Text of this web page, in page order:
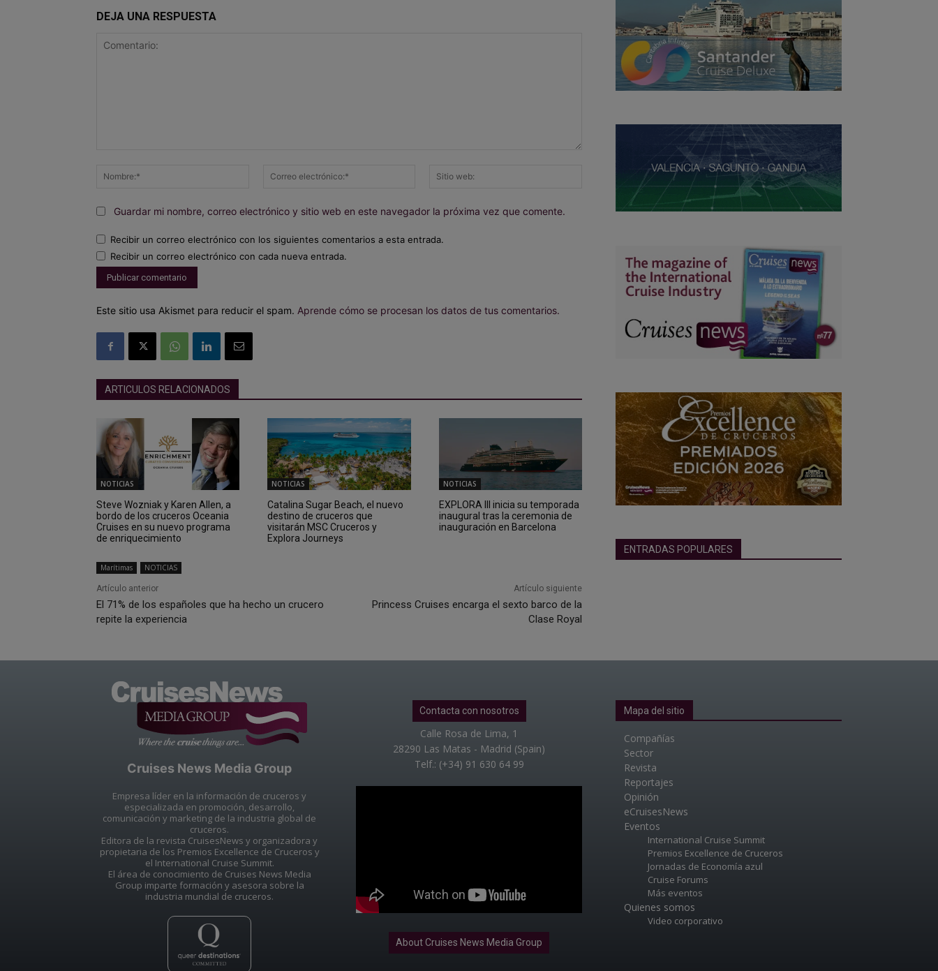
DEJA UNA RESPUESTA
Nombre:*
Correo
Guardar mi nombre, correo electrónico y sitio web en este navegador la próxima vez que comente.
Recibir un correo electrónico con los siguientes comentarios a esta entrada.
Recibir un correo electrónico con cada nueva entrada.
Este sitio usa Akismet para reducir el spam. Aprende cómo se procesan los datos de tus comentarios.
ARTICULOS RELACIONADOS
NOTICIAS
Steve Wozniak y Karen Allen, a
bordo de los cruceros Oceania
Cruises en su nuevo programa
de enriquecimiento
NOTICIAS
Catalina Sugar Beach, el nuevo
destino de cruceros que
visitarán MSC Cruceros y
Explora Journeys
NOTICIAS
EXPLORA III inicia su temporada
inaugural tras la ceremonia de
inauguración en Barcelona
Marítimas NOTICIAS
Artículo anterior
El 71% de los españoles que ha hecho un crucero
repite la experiencia
Artículo siguiente
Princess Cruises encarga el sexto barco de la
Clase Royal
ENTRADAS POPULARES
Cruises News Media Group
Empresa líder en la información de cruceros y
especializada en promoción, desarrollo,
comunicación y marketing de la industria global de
cruceros.
Editora de la revista CruisesNews y organizadora y
propietaria de los Premios Excellence de Cruceros y
el International Cruise Summit.
El área de conocimiento de Cruises News Media
Group imparte formación y asesora sobre la
industria mundial de cruceros.
Contacta con nosotros
Calle Rosa de Lima, 1
28290 Las Matas - Madrid (Spain)
Telf.: (+34) 91 630 64 99
About Cruises News Media Group
Mapa del sitio
Compañías
Sector
Revista
Reportajes
Opinión
eCruisesNews
Eventos
International Cruise Summit
Premios Excellence de Cruceros
Jornadas de Economía azul
Cruise Forums
Más eventos
Quienes somos
Video corporativo